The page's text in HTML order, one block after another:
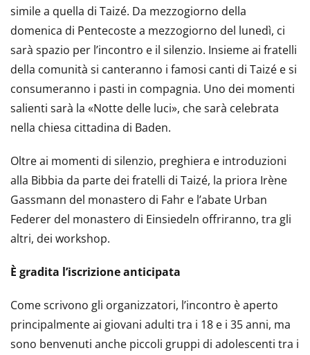
simile a quella di Taizé. Da mezzogiorno della
domenica di Pentecoste a mezzogiorno del lunedì, ci
sarà spazio per l’incontro e il silenzio. Insieme ai fratelli
della comunità si canteranno i famosi canti di Taizé e si
consumeranno i pasti in compagnia. Uno dei momenti
salienti sarà la «Notte delle luci», che sarà celebrata
nella chiesa cittadina di Baden.
Oltre ai momenti di silenzio, preghiera e introduzioni
alla Bibbia da parte dei fratelli di Taizé, la priora Irène
Gassmann del monastero di Fahr e l’abate Urban
Federer del monastero di Einsiedeln offriranno, tra gli
altri, dei workshop.
È gradita l’iscrizione anticipata
Come scrivono gli organizzatori, l’incontro è aperto
principalmente ai giovani adulti tra i 18 e i 35 anni, ma
sono benvenuti anche piccoli gruppi di adolescenti tra i